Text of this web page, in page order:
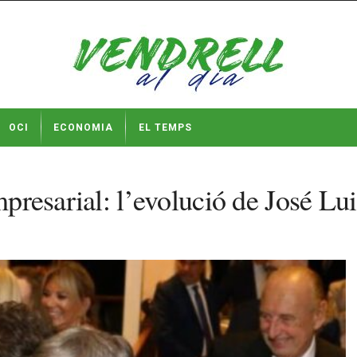
OCI ECONOMIA EL TEMPS
l’evolució de José